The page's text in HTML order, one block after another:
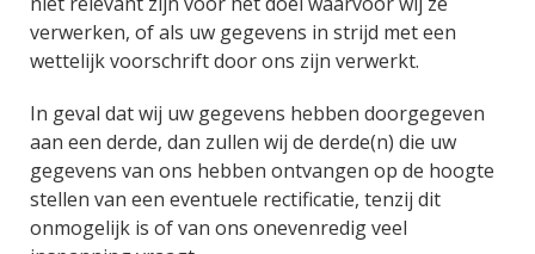
verwerken, of als uw gegevens in strijd met een
wettelijk voorschrift door ons zijn verwerkt.
In geval dat wij uw gegevens hebben doorgegeven
aan een derde, dan zullen wij de derde(n) die uw
gegevens van ons hebben ontvangen op de hoogte
stellen van een eventuele rectificatie, tenzij dit
onmogelijk is of van ons onevenredig veel